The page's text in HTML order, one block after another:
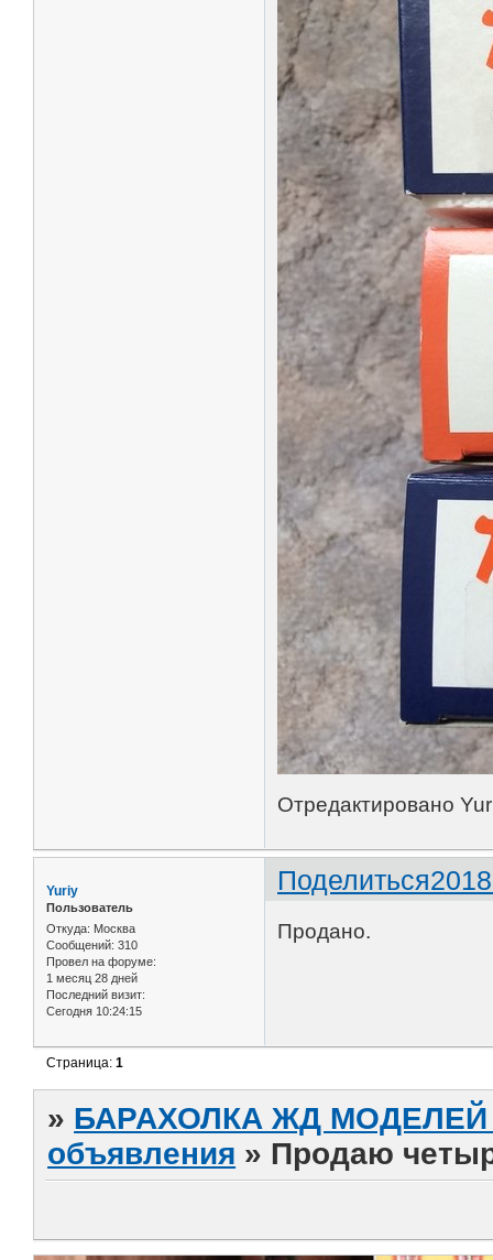
Отредактировано
Поделиться
Yuriy
Пользователь
Откуда: Москва
Сообщений: 310
Провел на форуме:
1 месяц 28 дней
Последний визит:
Сегодня 10:24:15
Продано.
Страница:1
» БАРАХОЛКА ЖД МОДЕЛЕЙ
объявления » Продаю